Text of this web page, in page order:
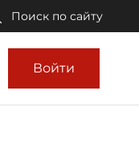
Поиск по сайту
Войти